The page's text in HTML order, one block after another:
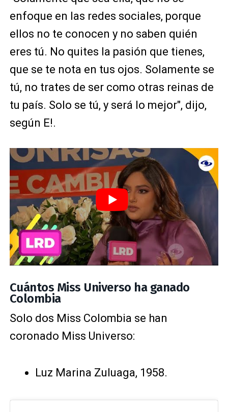
enfoque en las redes sociales, porque
ellos no te conocen y no saben quién
eres tú. No quites la pasión que tienes,
que se te nota en tus ojos. Solamente se
tú, no trates de ser como otras reinas de
tu país. Solo se tú, y será lo mejor", dijo,
según E!.
Cuántos Miss Universo ha ganado
Colombia
Solo dos Miss Colombia se han
coronado Miss Universo:
Luz Marina Zuluaga, 1958.